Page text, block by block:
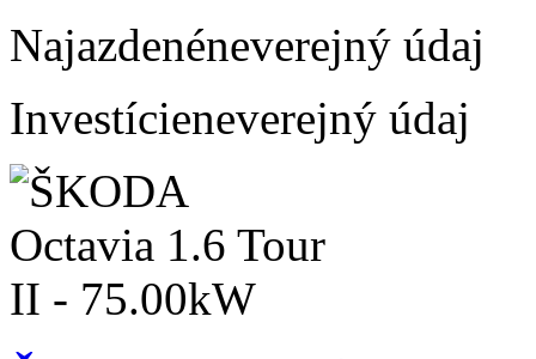
Najazdenéneverejný údaj
Investícieneverejný údaj